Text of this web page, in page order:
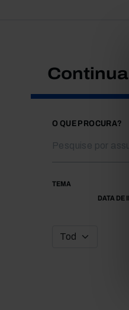
O QUE PROCURA?
TEMA
DATA DE